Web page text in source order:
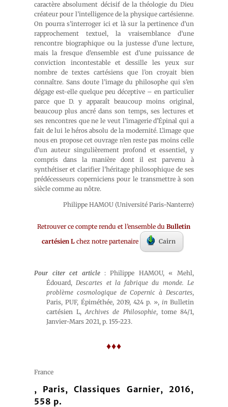
caractère absolument décisif de la théologie du Dieu
créateur pour l’intelligence de la physique cartésienne.
On pourra s’interroger ici et là sur la pertinence d’un
rapprochement textuel, la vraisemblance d’une
rencontre biographique ou la justesse d’une lecture,
mais la fresque d’ensemble est d’une puissance de
conviction incontestable et dessille les yeux sur
nombre de textes cartésiens que l’on croyait bien
connaître. Sans doute l’image du philosophe qui s’en
dégage est-elle quelque peu déceptive – en particulier
parce que D. y apparaît beaucoup moins original,
beaucoup plus ancré dans son temps, ses lectures et
ses rencontres que ne le veut l’imagerie d’Épinal qui a
fait de lui le héros absolu de la modernité. L’image que
nous en propose cet ouvrage n’en reste pas moins celle
d’un auteur singulièrement profond et essentiel, y
compris dans la manière dont il est parvenu à
synthétiser et clarifier l’héritage philosophique de ses
prédécesseurs coperniciens pour le transmettre à son
siècle comme au nôtre.
Philippe HAMOU (Université Paris-Nanterre)
Retrouver ce compte rendu et l’ensemble duBulletin
cartésien Lchez notre partenaire Cairn
Pour citer cet article: Philippe HAMOU, « Mehl,
Édouard,Descartes et la fabrique du monde. Le
problème cosmologique de Copernic à Descartes,
Paris, PUF, Épiméthée, 2019, 424 p. », inBulletin
cartésien L,Archives de Philosophie, tome 84/1,
Janvier-Mars 2021, p. 155-223.
♦♦♦
France
, Paris, Classiques Garnier, 2016,
558 p.